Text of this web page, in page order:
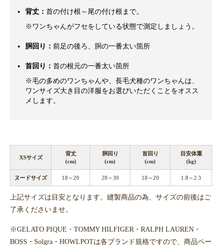
背丈： 首の付け根～尾の付け根まで。
※ワンちゃんがフセをしている状態で測定しましょう。
胴回り： 前足の後ろ、胴の一番太い箇所
首回り： 首の根元の一番太い箇所
※毛の多めのワンちゃんや、長毛犬種のワンちゃんは、
ワンサイズ大き目の洋服をお選びいただくことをオスス
メします。
XSサイズ
背丈
(cm)
胴回り
(cm)
首回り
(cm)
目安体重
(kg)
ヌードサイズ 18～20 28～30 18～20 1.8～2.3
上記サイズは目安となります。縫製商品の為、サイズの前後はご
了承くださいませ。
※GELATO PIQUE・TOMMY HILFIGER・RALPH LAUREN・
BOSS・Solgra・HOWLPOTは各ブランド規格ですので、商品ペー